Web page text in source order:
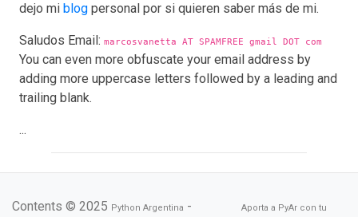
dejo mi blog personal por si quieren saber más de mi.
Saludos Email: marcosvanetta AT SPAMFREE gmail DOT com
You can even more obfuscate your email address by
adding more uppercase letters followed by a leading and
trailing blank.
...
Contents © 2025 Python Argentina -
Aporta a PyAr con tu